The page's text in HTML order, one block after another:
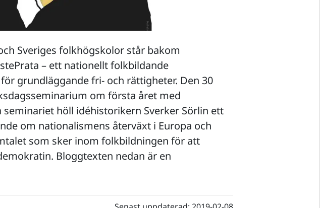
Sveriges folkhögskolor står bakom
– ett nationellt folkbildande
grundläggande fri- och rättigheter. Den 30
om första året med
seminariet höll idéhistorikern Sverker Sörlin ett
om nationalismens återväxt i Europa och
som sker inom folkbildningen för att
Bloggtexten nedan är en